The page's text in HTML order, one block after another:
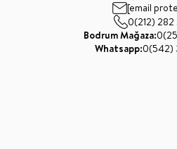
[email
0(212) 282
Bodrum Mağaza:
Whatsapp:0(542)